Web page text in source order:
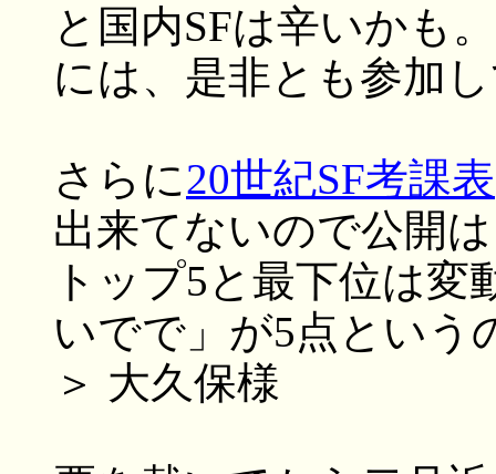
と国内SFは辛いかも
には、是非とも参加
さらに20世紀SF考課表
出来てないので公開
トップ5と最下位は
いでで」が5点という
＞ 大久保様